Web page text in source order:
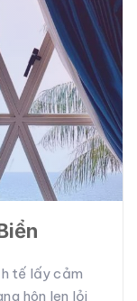
tế lấy cảm
hôn len lỏi